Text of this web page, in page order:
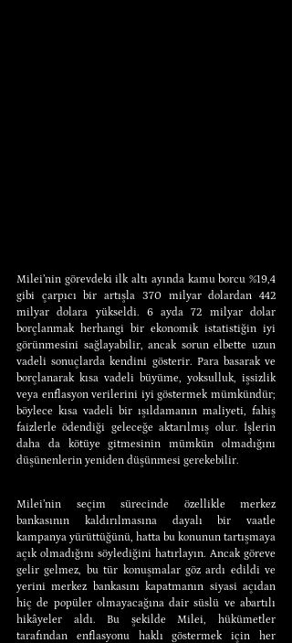
Milei’nin görevdeki ilk altı ayında kamu borcu %19,4
gibi çarpıcı bir artışla 370 milyar dolardan 442
milyar dolara yükseldi. 6 ayda 72 milyar dolar
borçlanmak herhangi bir ekonomik istatistiğin iyi
görünmesini sağlayabilir, ancak sorun elbette uzun
vadeli sonuçlarda kendini gösterir. Para basarak ve
borçlanarak kısa vadeli büyüme, yoksulluk, işsizlik
veya enflasyon verilerini iyi göstermek mümkündür;
böylece kısa vadeli bir ışıldamanın maliyeti, fahiş
faizlerle ödendiği geleceğe aktarılmış olur. İşlerin
daha da kötüye gitmesinin mümkün olmadığını
düşünenlerin yeniden düşünmesi gerekebilir.
Milei’nin seçim sürecinde özellikle merkez
bankasının kaldırılmasına dayalı bir vaatle
kampanya yürüttüğünü, hatta bu konunun tartışmaya
açık olmadığını söylediğini hatırlayın. Ancak göreve
gelir gelmez, bu tür konuşmalar göz ardı edildi ve
yerini merkez bankasını kapatmanın siyasi açıdan
hiç de popüler olmayacağına dair süslü ve abartılı
hikâyeler aldı. Bu şekilde Milei, hükümetler
tarafından enflasyonu haklı göstermek için her